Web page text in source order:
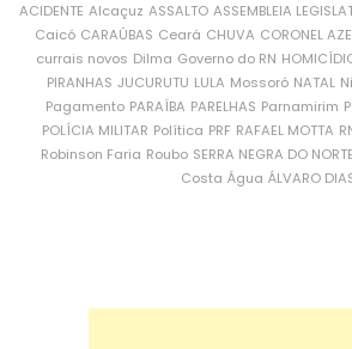
ACIDENTE Alcaçuz ASSALTO ASSEMBLEIA
Caicó CARAÚBAS Ceará CHUVA CORONEL
currais novos Dilma Governo do RN
PIRANHAS JUCURUTU LULA Mossoró NATAL
Pagamento PARAÍBA PARELHAS Parnamirim
POLÍCIA MILITAR Política PRF RAFAEL MOTTA
Robinson Faria Roubo SERRA NEGRA DO NORTE
Costa Água ÁLVARO